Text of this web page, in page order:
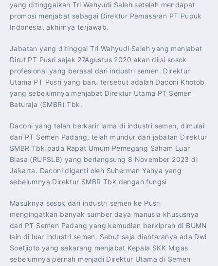
yang ditinggalkan Tri Wahyudi Saleh setelah mendapat
promosi menjabat sebagai Direktur Pemasaran PT Pupuk
Indonesia, akhirnya terjawab.
Jabatan yang ditinggal Tri Wahyudi Saleh yang menjabat
Dirut PT Pusri sejak 27Agustus 2020 akan diisi sosok
profesional yang berasal dari industri semen. Direktur
Utama PT Pusri yang baru tersebut adalah Daconi Khotob
yang sebelumnya menjabat Direktur Utama PT Semen
Baturaja (SMBR) Tbk.
Daconi yang telah berkarir lama di industri semen, dimulai
dari PT Semen Padang, telah mundur dari jabatan Direktur
SMBR Tbk pada Rapat Umum Pemegang Saham Luar
Biasa (RUPSLB) yang berlangsung 8 November 2023 di
Jakarta. Daconi diganti oleh Suherman Yahya yang
sebelumnya Direktur SMBR Tbk dengan fungsi
Masuknya sosok dari industri semen ke Pusri
mengingatkan banyak sumber daya manusia khususnya
dari PT Semen Padang yang kemudian berkiprah di BUMN
lain di luar industri semen. Sebut saja diantaranya ada Dwi
Soetjipto yang sekarang menjabat Kepala SKK Migas
sebelumnya pernah menjadi Direktur Utama di Semen